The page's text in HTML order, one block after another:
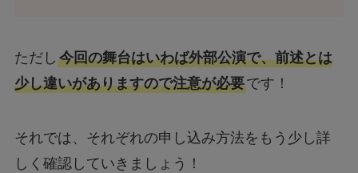
ただし 今回の舞台はいわば外部公演で、前述とは
少し違いがありますので注意が必要です！
それでは、それぞれの申し込み方法をもう少し詳
しく確認していきましょう！